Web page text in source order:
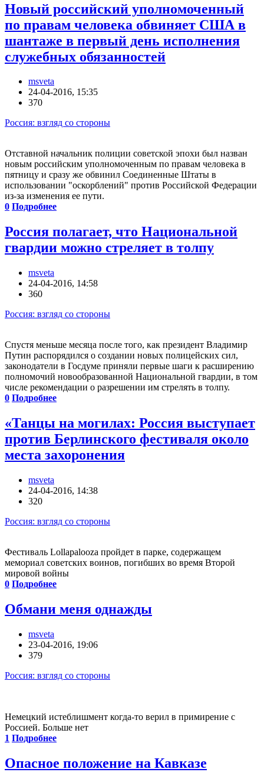
Новый российский уполномоченный
по правам человека обвиняет США в
шантаже в первый день исполнения
служебных обязанностей
msveta
24-04-2016, 15:35
370
Россия: взгляд со стороны
Отставной начальник полиции советской эпохи был назван
новым российским уполномоченным по правам человека в
пятницу и сразу же обвинил Соединенные Штаты в
использовании "оскорблений" против Российской Федерации
из-за изменения ее пути.
0 Подробнее
Россия полагает, что Национальной
гвардии можно стреляет в толпу
msveta
24-04-2016, 14:58
360
Россия: взгляд со стороны
Спустя меньше месяца после того, как президент Владимир
Путин распорядился о создании новых полицейских сил,
законодатели в Госдуме приняли первые шаги к расширению
полномочий новообразованной Национальной гвардии, в том
числе рекомендации о разрешении им стрелять в толпу.
0 Подробнее
«Танцы на могилах: Россия выступает
против Берлинского фестиваля около
места захоронения
msveta
24-04-2016, 14:38
320
Россия: взгляд со стороны
Фестиваль Lollapalooza пройдет в парке, содержащем
мемориал советских воинов, погибших во время Второй
мировой войны
0 Подробнее
Обмани меня однажды
msveta
23-04-2016, 19:06
379
Россия: взгляд со стороны
Немецкий истеблишмент когда-то верил в примирение с
Россией. Больше нет
1 Подробнее
Опасное положение на Кавказе